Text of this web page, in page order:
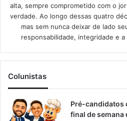
alta, sempre comprometido com o
verdade. Ao longo dessas quatro
mas sem nunca deixar de lado
responsabilidade, integridade e
Colunistas
Pré-candidatos
final de semana